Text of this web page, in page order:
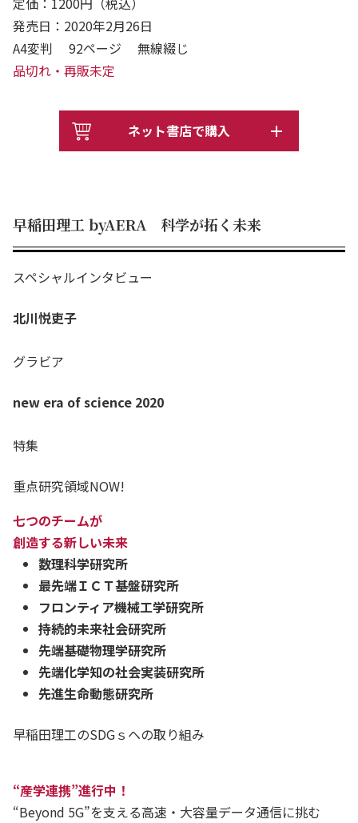
発売日：2020年2月26日
A4変判 92ページ 無線綴じ
品切れ・再販未定
ネット書店で購入
早稲田理工 byAERA 科学が拓く未来
スペシャルインタビュー
北川悦吏子
グラビア
new era of science 2020
特集
重点研究領域NOW!
七つのチームが
創造する新しい未来
数理科学研究所
最先端ＩＣＴ基盤研究所
フロンティア機械工学研究所
持続的未来社会研究所
先端基礎物理学研究所
先端化学知の社会実装研究所
先進生命動態研究所
早稲田理工のSDGｓヘの取り組み
“産学連携”進行中！
“Beyond 5G”を支える高速・大容量データ通信に挑む